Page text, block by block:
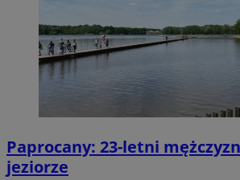
Paprocany: 23-letni
jeziorze